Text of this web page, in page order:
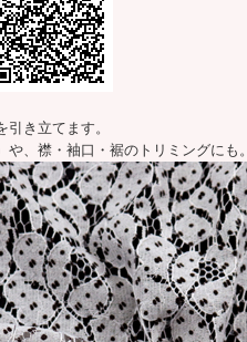
き立てます。
、襟・袖口・裾のトリミングにも。